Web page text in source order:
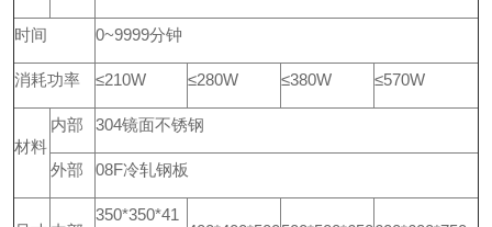
时间 0~9999分钟
消耗功率 ≤210W ≤280W ≤380W ≤570W
材料
内部 304镜面不锈钢
外部 08F冷轧钢板
350*350*41